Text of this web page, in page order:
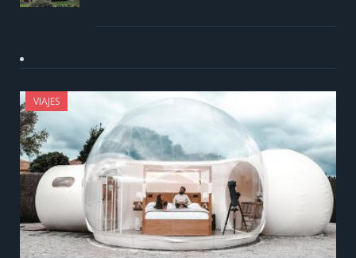
VIAJES